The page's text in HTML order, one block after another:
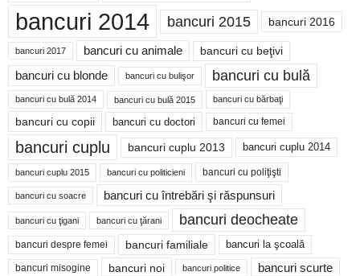
bancuri 2014 bancuri 2015 bancuri 2016
bancuri 2017 bancuri cu animale bancuri cu beţivi
bancuri cu blonde bancuri cu bulişor bancuri cu bulă
bancuri cu bulă 2014 bancuri cu bulă 2015 bancuri cu bărbaţi
bancuri cu copii bancuri cu doctori bancuri cu femei
bancuri cuplu bancuri cuplu 2013 bancuri cuplu 2014
bancuri cuplu 2015 bancuri cu politicieni bancuri cu poliţişti
bancuri cu soacre bancuri cu întrebări şi răspunsuri
bancuri cu ţigani bancuri cu ţărani bancuri deocheate
bancuri despre femei bancuri familiale bancuri la şcoală
bancuri misogine bancuri noi bancuri politice bancuri scurte